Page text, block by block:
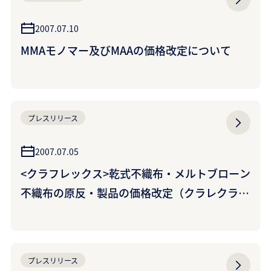
2007.07.10
MMAモノマー及びMAAの価格改定について
プレスリリース
2007.07.05
<クラフレックス>乾式不織布・メルトブローン
不織布の原反・製品の価格改定（クラレクラフ
プレスリリース